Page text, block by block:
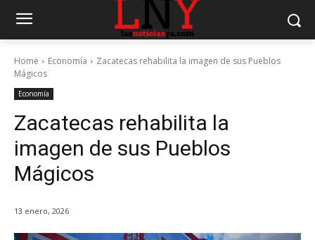
Home Economía
Zacatecas rehabilita la imagen de sus Pueblos
Mágicos
Economía
Zacatecas rehabilita la
imagen de sus Pueblos
Mágicos
13 enero, 2026